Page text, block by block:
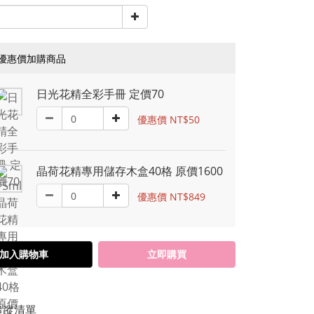
惠價加購商品
日光花精全彩手冊 定價70
優惠價 NT$50
晶荷花精專用儲存木盒40格 原價1600
優惠價 NT$849
加入購物車 立即購買
清單